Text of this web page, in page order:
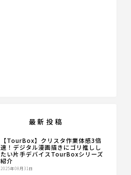
最新投稿
【TourBox】クリスタ作業体感3倍
速！デジタル漫画描きにゴリ推しし
たい片手デバイスTourBoxシリーズ
紹介
2025年08月31日